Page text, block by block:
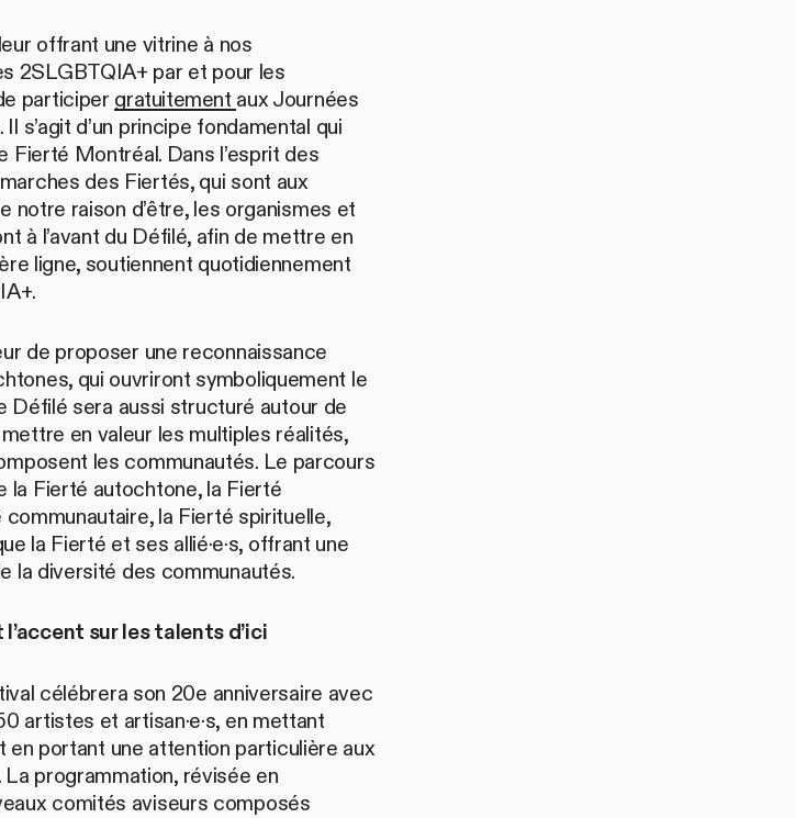
offrant une vitrine à nos
2SLGBTQIA+ par et pour les
participer gratuitement aux Journées
s’agit d’un principe fondamental qui
Fierté Montréal. Dans l’esprit des
des Fiertés, qui sont aux
notre raison d’être, les organismes et
à l’avant du Défilé, afin de mettre en
ligne, soutiennent quotidiennement
de proposer une reconnaissance
qui ouvriront symboliquement le
Défilé sera aussi structuré autour de
en valeur les multiples réalités,
les communautés. Le parcours
la Fierté autochtone, la Fierté
la Fierté spirituelle,
la Fierté et ses allié·e·s, offrant une
la diversité des communautés.
sur les talents d’ici
célébrera son 20e anniversaire avec
artistes et artisan·e·s, en mettant
en portant une attention particulière aux
programmation, révisée en
comités aviseurs composés